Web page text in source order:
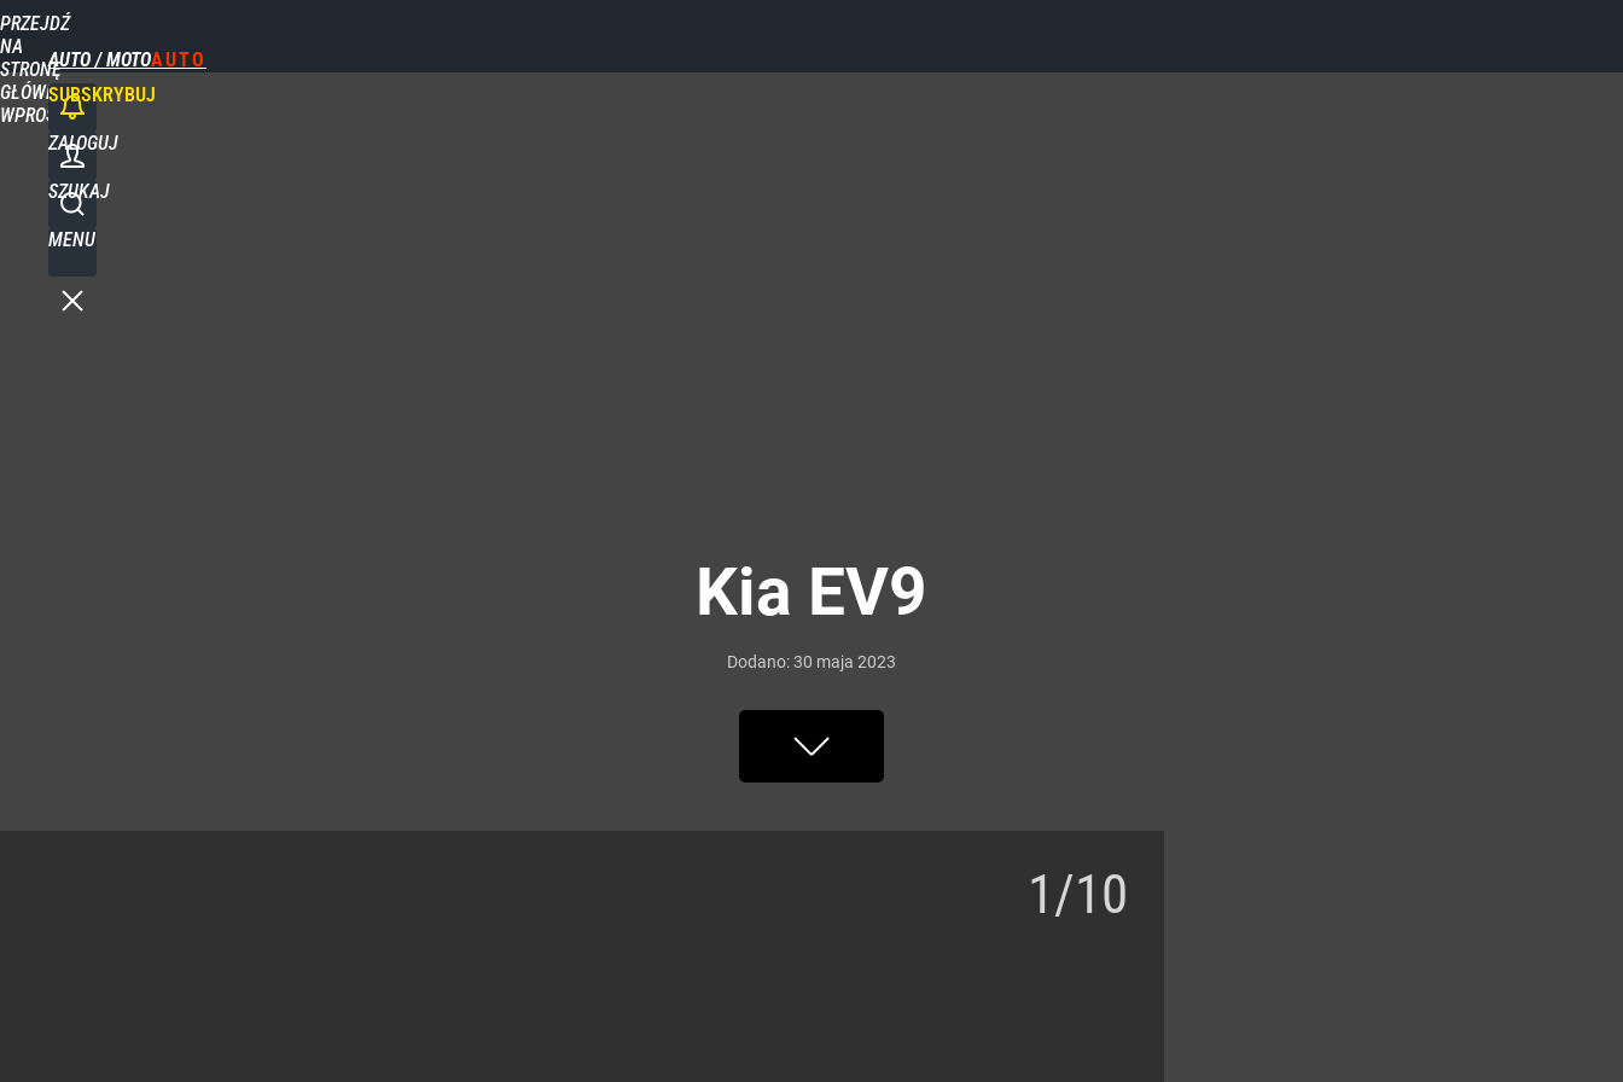
PRZEJDŹ
NA
STRONĘ
GŁÓWNĄ
WPROST.PL
AUTO / MOTO
SUBSKRYBUJ
ZALOGUJ
SZUKAJ
MENU
Kia EV9
Dodano:30 maja 2023